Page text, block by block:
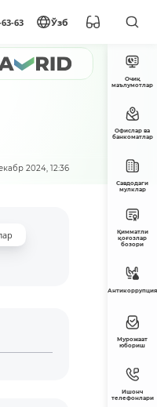
63 Ўзб
2024, 12:36
Очиқ
маълумотлар
Офислар ва
банкоматлар
Савдодаги
мулклар
Қимматли
қоғозлар
бозори
Антикоррупция
Мурожаат
юбориш
Ишонч
телефонлари